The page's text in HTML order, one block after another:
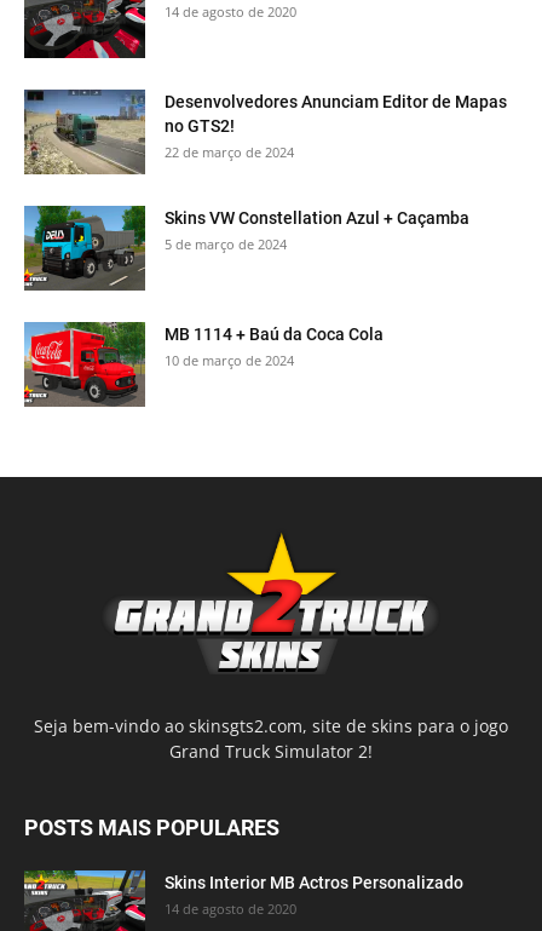
14 de agosto de 2020
Desenvolvedores Anunciam Editor de Mapas
no GTS2!
22 de março de 2024
Skins VW Constellation Azul + Caçamba
5 de março de 2024
MB 1114 + Baú da Coca Cola
10 de março de 2024
Seja bem-vindo ao skinsgts2.com, site de skins para o jogo
Grand Truck Simulator 2!
POSTS MAIS POPULARES
Skins Interior MB Actros Personalizado
14 de agosto de 2020